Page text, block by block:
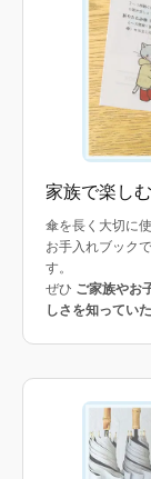
家族で楽し
傘を長く大切に
お手入れブック
す。
ぜひ ご家族やお
しさを知ってい